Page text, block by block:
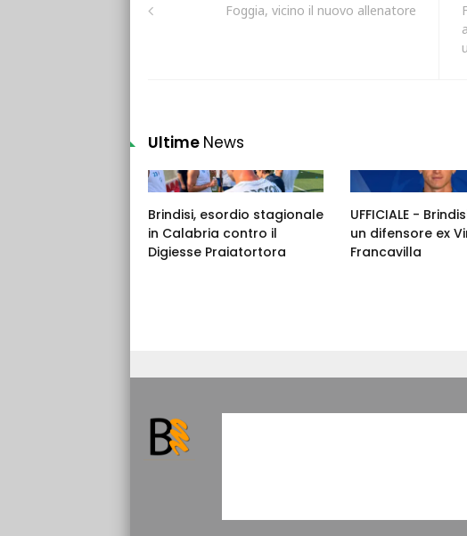
Foggia, vicino il nuovo allenatore
Ultime News
Brindisi, esordio stagionale
in Calabria contro il
Digiesse Praiatortora
UFFICIALE -
un difensore ex
Francavilla